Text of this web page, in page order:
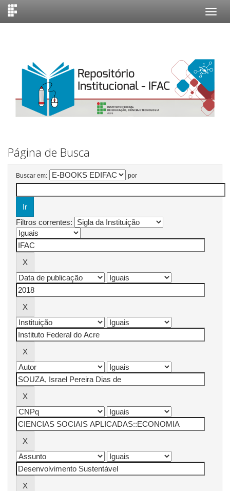
Página de Busca
Buscar em: por
Filtros correntes: